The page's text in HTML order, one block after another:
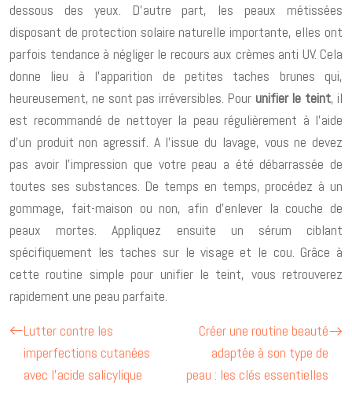
dessous des yeux. D’autre part, les peaux métissées
disposant de protection solaire naturelle importante, elles ont
parfois tendance à négliger le recours aux crèmes anti UV. Cela
donne lieu à l’apparition de petites taches brunes qui,
heureusement, ne sont pas irréversibles. Pour unifier le teint, il
est recommandé de nettoyer la peau régulièrement à l’aide
d’un produit non agressif. A l’issue du lavage, vous ne devez
pas avoir l’impression que votre peau a été débarrassée de
toutes ses substances. De temps en temps, procédez à un
gommage, fait-maison ou non, afin d’enlever la couche de
peaux mortes. Appliquez ensuite un sérum ciblant
spécifiquement les taches sur le visage et le cou. Grâce à
cette routine simple pour unifier le teint, vous retrouverez
rapidement une peau parfaite.
Lutter contre les
imperfections cutanées
avec l’acide salicylique
Créer une routine beauté
adaptée à son type de
peau : les clés essentielles